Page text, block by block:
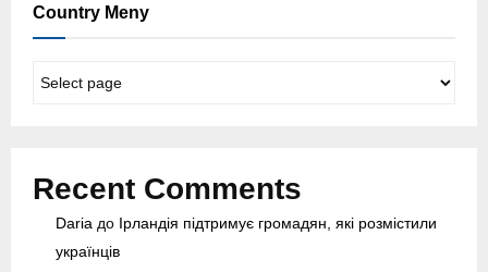
Country Meny
Recent Comments
Daria до Ірландія підтримує громадян, які розмістили
українців